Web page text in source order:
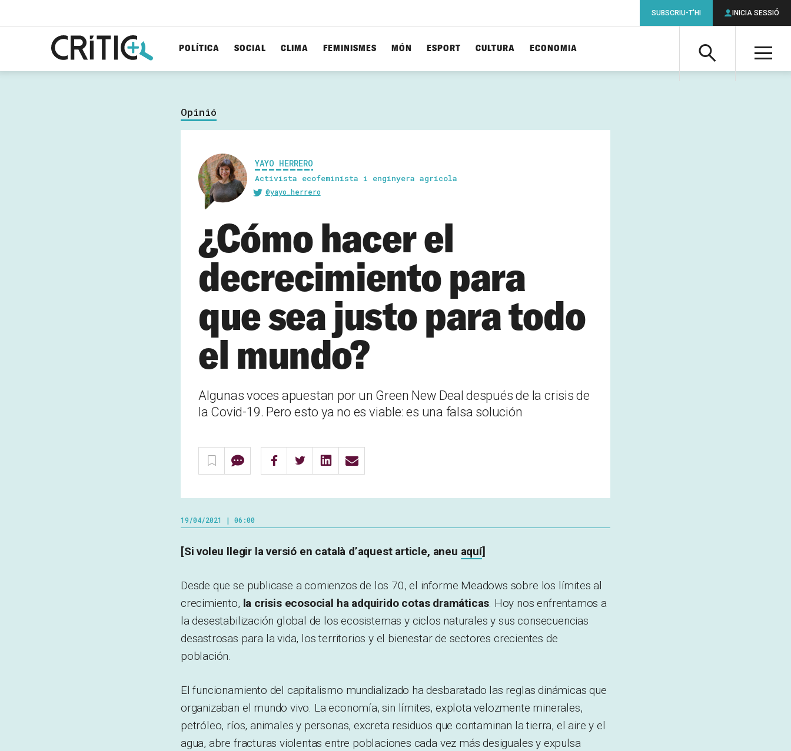
Cerca
POLÍTICA SOCIAL CLIMA FEMINISMES MÓN ESPORT CULTURA ECONOMIA
SUBSCRIU-T'HI INICIA SESSIÓ
Opinió
YAYO HERRERO
Activista ecofeminista i enginyera agrícola
@yayo_herrero
¿Cómo hacer el
decrecimiento para
que sea justo para todo
el mundo?
Algunas voces apuestan por un Green New Deal después de la crisis de
la Covid-19. Pero esto ya no es viable: es una falsa solución
19/04/2021 | 06:00
[Si voleu llegir la versió en català d’aquest article, aneu aquí]
Desde que se publicase a comienzos de los 70, el informe Meadows sobre los límites al
crecimiento, la crisis ecosocial ha adquirido cotas dramáticas. Hoy nos enfrentamos a
la desestabilización global de los ecosistemas y ciclos naturales y sus consecuencias
desastrosas para la vida, los territorios y el bienestar de sectores crecientes de
población.
El funcionamiento del capitalismo mundializado ha desbaratado las reglas dinámicas que
organizaban el mundo vivo. La economía, sin límites, explota velozmente minerales,
petróleo, ríos, animales y personas, excreta residuos que contaminan la tierra, el aire y el
agua, abre fracturas violentas entre poblaciones cada vez más desiguales y expulsa